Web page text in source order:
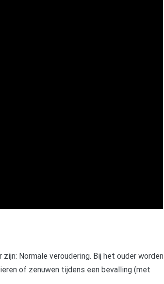
Normale veroudering. Bij het ouder worden
of zenuwen tijdens een bevalling (met